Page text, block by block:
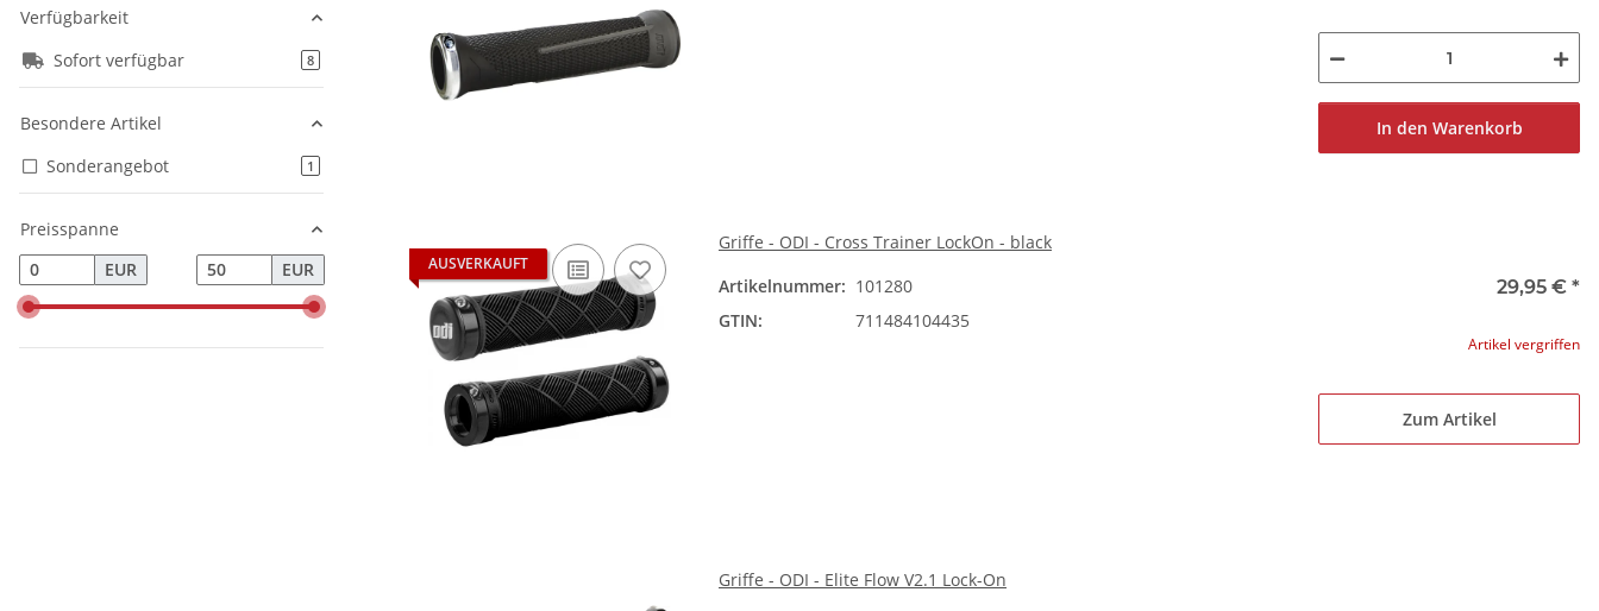
In den Warenkorb
AUSVERKAUFT
Griffe - ODI - Cross Trainer LockOn - black
Artikelnummer: 101280
GTIN:
711484104435
29,95 € *
Artikel vergriffen
Zum Artikel
Griffe - ODI - Elite Flow V2.1 Lock-On
Verfügbarkeit
Sofort verfügbar
8Artikel gefunden
Besondere Artikel
Sonderangebot
1Artikel gefunden
Preisspanne
EUR
EUR